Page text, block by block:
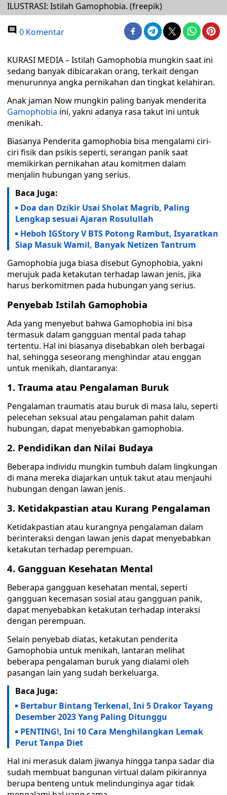
ILUSTRASI: Istilah Gamophobia. (freepik)
0 Komentar
KURASI MEDIA – Istilah Gamophobia mungkin saat ini
sedang banyak dibicarakan orang, terkait dengan
menurunnya angka pernikahan dan tingkat kelahiran.
Anak jaman Now mungkin paling banyak menderita
Gamophobia ini, yakni adanya rasa takut ini untuk
menikah.
Biasanya Penderita gamophobia bisa mengalami ciri-
ciri fisik dan psikis seperti, serangan panik saat
memikirkan pernikahan atau komitmen dalam
menjalin hubungan yang serius.
Baca Juga:
Doa dan Dzikir Usai Sholat Magrib, Paling
Lengkap sesuai Ajaran Rosulullah
Heboh IGStory V BTS Potong Rambut, Isyaratkan
Siap Masuk Wamil, Banyak Netizen Tantrum
Gamophobia juga biasa disebut Gynophobia, yakni
merujuk pada ketakutan terhadap lawan jenis, jika
harus berkomitmen pada hubungan yang serius.
Penyebab Istilah Gamophobia
Ada yang menyebut bahwa Gamophobia ini bisa
termasuk dalam gangguan mental pada tahap
tertentu. Hal ini biasanya disebabkan oleh berbagai
hal, sehingga seseorang menghindar atau enggan
untuk menikah, diantaranya:
1. Trauma atau Pengalaman Buruk
Pengalaman traumatis atau buruk di masa lalu, seperti
pelecehan seksual atau pengalaman pahit dalam
hubungan, dapat menyebabkan gamophobia.
2. Pendidikan dan Nilai Budaya
Beberapa individu mungkin tumbuh dalam lingkungan
di mana mereka diajarkan untuk takut atau menjauhi
hubungan dengan lawan jenis.
3. Ketidakpastian atau Kurang Pengalaman
Ketidakpastian atau kurangnya pengalaman dalam
berinteraksi dengan lawan jenis dapat menyebabkan
ketakutan terhadap perempuan.
4. Gangguan Kesehatan Mental
Beberapa gangguan kesehatan mental, seperti
gangguan kecemasan sosial atau gangguan panik,
dapat menyebabkan ketakutan terhadap interaksi
dengan perempuan.
Selain penyebab diatas, ketakutan penderita
Gamophobia untuk menikah, lantaran melihat
beberapa pengalaman buruk yang dialami oleh
pasangan lain yang sudah berkeluarga.
Baca Juga:
Bertabur Bintang Terkenal, Ini 5 Drakor Tayang
Desember 2023 Yang Paling Ditunggu
PENTING!, Ini 10 Cara Menghilangkan Lemak
Perut Tanpa Diet
Hal ini merasuk dalam jiwanya hingga tanpa sadar dia
sudah membuat bangunan virtual dalam pikirannya
berupa benteng untuk melindunginya agar tidak